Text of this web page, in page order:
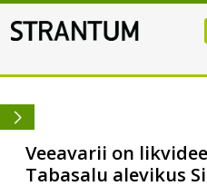
Veeavarii on
Tabasalu alevikus